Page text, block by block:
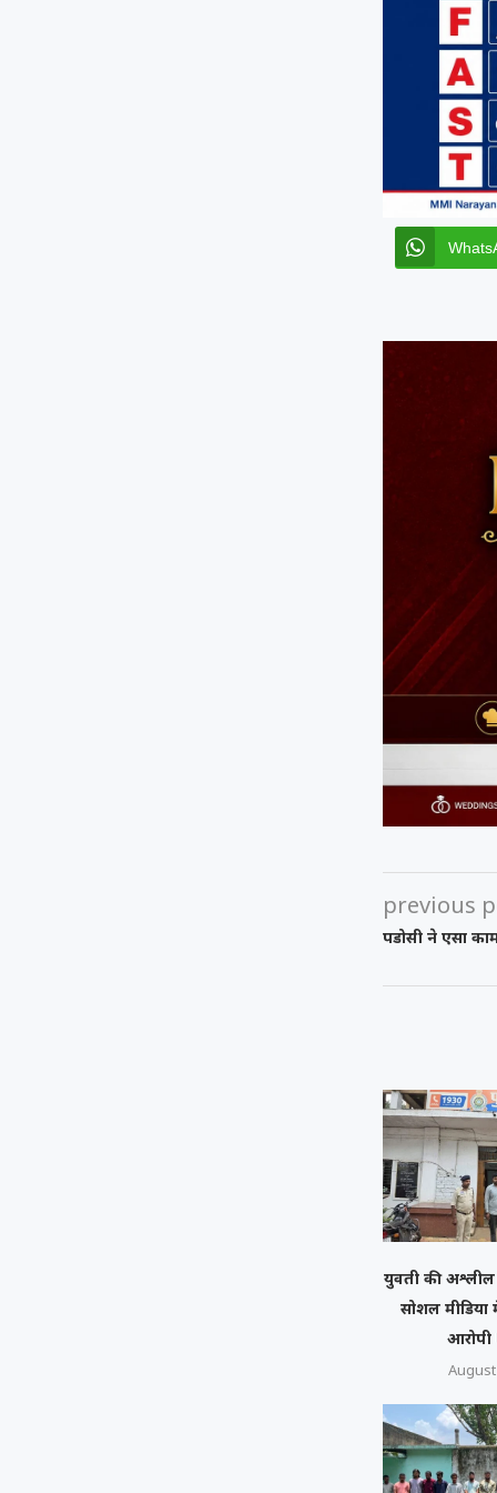
previous
पडोसी ने एसा
युवती की अश्लील
सोशल मीडिया
आरोपी
August